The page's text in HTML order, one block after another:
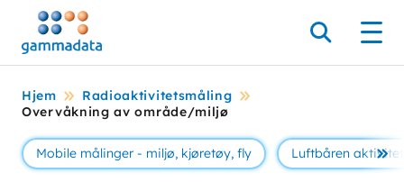
Hopp
hovedinnholdett
Søk
Hjem
Radioaktivitetsmåling
Overvåkning av område/miljø
Mobile målinger - miljø, kjøretøy, fly Luftbåren aktivitet
Se